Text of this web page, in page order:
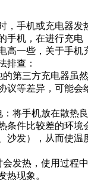
，手机或充电器发
手机，在进行充电
高一些，关于手机
排查：
第三方充电器虽然
议等差异，可能会
将手机放在散热良
条件比较差的环境
沙发），从而使温
发热，使用过程中
热现象。